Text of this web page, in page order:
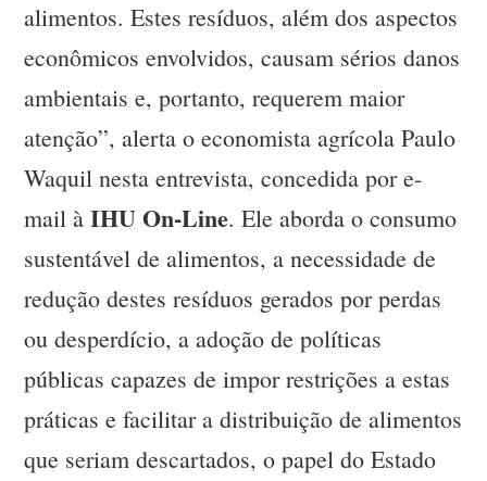
alimentos. Estes resíduos, além dos aspectos
econômicos envolvidos, causam sérios danos
ambientais e, portanto, requerem maior
atenção”, alerta o economista agrícola Paulo
Waquil nesta entrevista, concedida por e-
mail àIHU On-Line. Ele aborda o consumo
sustentável de alimentos, a necessidade de
redução destes resíduos gerados por perdas
ou desperdício, a adoção de políticas
públicas capazes de impor restrições a estas
práticas e facilitar a distribuição de alimentos
que seriam descartados, o papel do Estado